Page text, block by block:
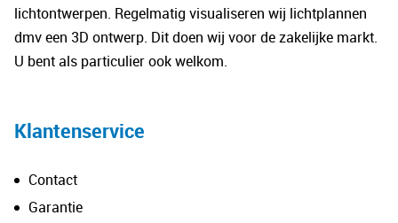
worden
lichtontwerpen. Regelmatig visualiseren wij lichtplannen
dmv een 3D ontwerp. Dit doen wij voor de zakelijke markt.
U bent als particulier ook welkom.
Klantenservice
Contact
Garantie